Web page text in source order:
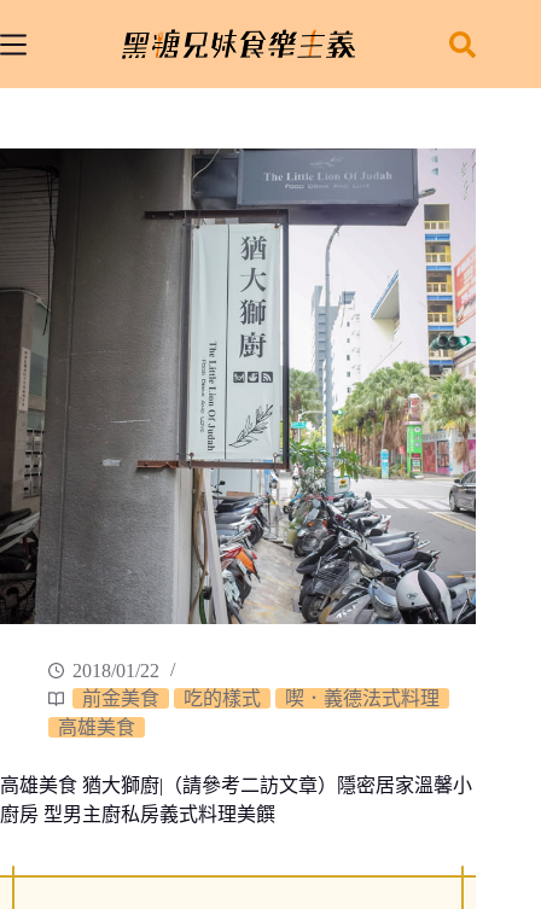
至
2018/01/22
前金美食
吃的樣式
喫．義德法式料理
高雄美食
高雄美食 猶大獅廚|（請參考二訪文章）隱密居家溫馨小
廚房 型男主廚私房義式料理美饌